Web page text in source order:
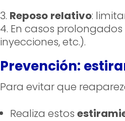
Reposo relativo:
En casos
inyecciones, etc.).
Prevención:
Para evitar que
Realiza estos